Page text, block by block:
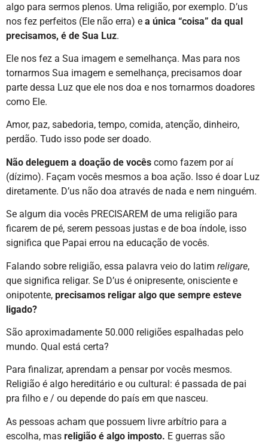
algo para sermos plenos. Uma religião, por exemplo. D’us
nos fez perfeitos (Ele não erra) e a única “coisa” da qual
precisamos, é de Sua Luz.
Ele nos fez a Sua imagem e semelhança. Mas para nos
tornarmos Sua imagem e semelhança, precisamos doar
parte dessa Luz que ele nos doa e nos tornarmos doadores
como Ele.
Amor, paz, sabedoria, tempo, comida, atenção, dinheiro,
perdão. Tudo isso pode ser doado.
Não deleguem a doação de vocês como fazem por aí
(dízimo). Façam vocês mesmos a boa ação. Isso é doar Luz
diretamente. D’us não doa através de nada e nem ninguém.
Se algum dia vocês PRECISAREM de uma religião para
ficarem de pé, serem pessoas justas e de boa índole, isso
significa que Papai errou na educação de vocês.
Falando sobre religião, essa palavra veio do latim religare,
que significa religar. Se D’us é onipresente, onisciente e
onipotente, precisamos religar algo que sempre esteve
ligado?
São aproximadamente 50.000 religiões espalhadas pelo
mundo. Qual está certa?
Para finalizar, aprendam a pensar por vocês mesmos.
Religião é algo hereditário e ou cultural: é passada de pai
pra filho e / ou depende do país em que nasceu.
As pessoas acham que possuem livre arbítrio para a
escolha, mas religião é algo imposto. E guerras são